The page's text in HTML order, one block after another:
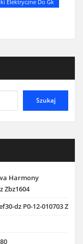
Elektryczne Do Gk
Szukaj
Harmony
Zbz1604
dz P0-12-010703 Z